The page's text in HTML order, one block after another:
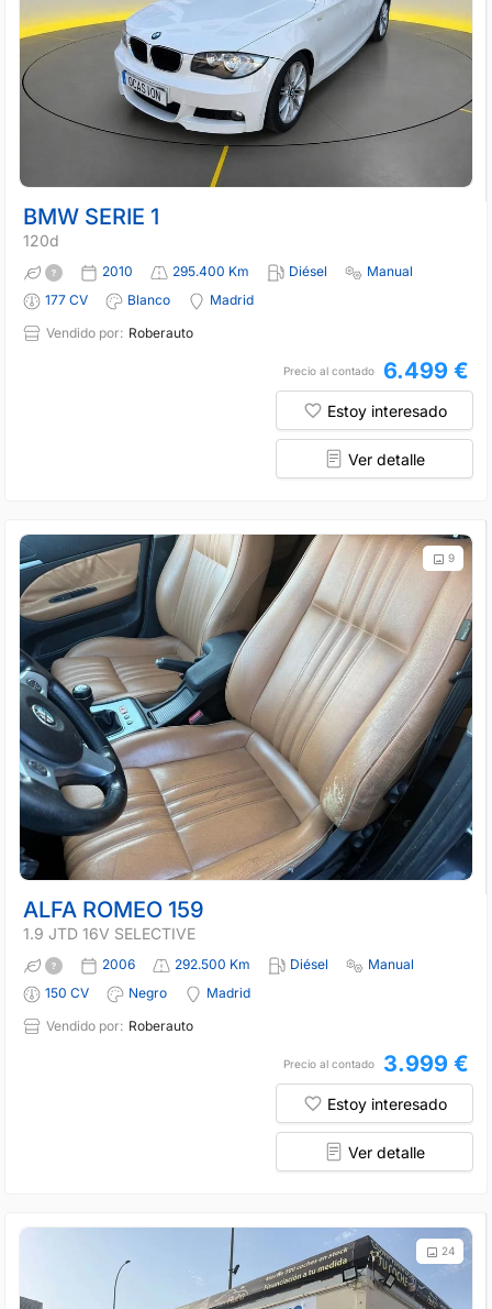
BMW SERIE 1
120d
2010 295.400 Km Diésel
Manual
177 CV
Blanco
Madrid
Vendido por: Roberauto
Precio al contado 6.499 €
Estoy interesado
Ver detalle
9
ALFA ROMEO 159
1.9 JTD 16V SELECTIVE
2006 292.500 Km Diésel
Manual
150 CV
Negro
Madrid
Vendido por: Roberauto
Precio al contado 3.999 €
Estoy interesado
Ver detalle
24